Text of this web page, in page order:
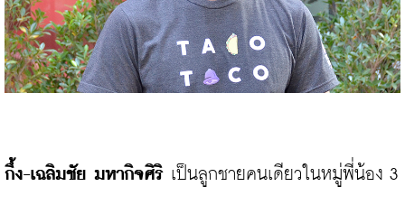
กึ้ง-เฉลิมชัย มหากิจศิริ เป็นลูกชายคนเดียวในหมู่พี่น้อง 3